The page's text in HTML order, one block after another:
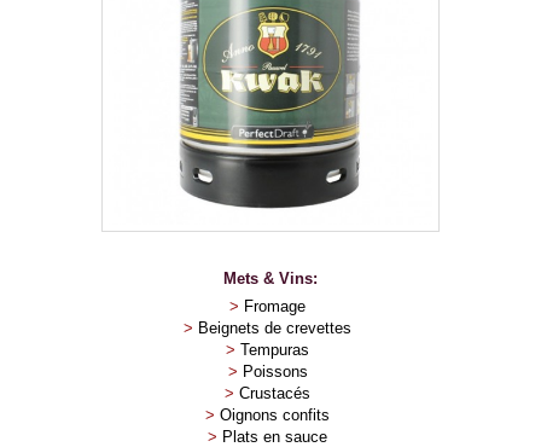
Mets & Vins:
> Fromage
> Beignets de crevettes
> Tempuras
> Poissons
> Crustacés
> Oignons confits
> Plats en sauce